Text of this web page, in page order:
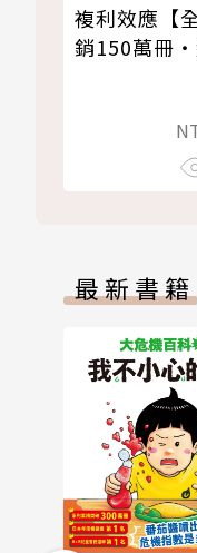
複利效應【
銷150萬冊
最新書籍